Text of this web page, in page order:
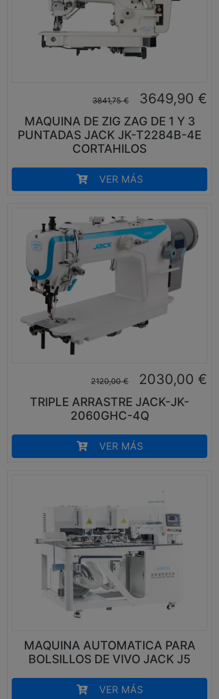
3841,75 € 3649,90 €
MAQUINA DE ZIG ZAG DE 1 Y 3
PUNTADAS JACK JK-T2284B-4E
CORTAHILOS
VER MÁS
2120,00 € 2030,00 €
TRIPLE ARRASTRE JACK-JK-
2060GHC-4Q
VER MÁS
MAQUINA AUTOMATICA PARA
BOLSILLOS DE VIVO JACK J5
VER MÁS